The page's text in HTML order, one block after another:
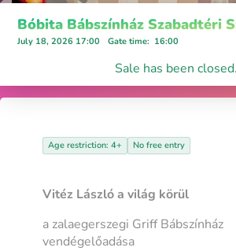
Bóbita Bábszínház Szabadtéri
July 18, 2026 17:00 Gate time: 16:00
Sale has been closed.
Age restriction: 4+ No free entry
Vitéz László a világ körül
a zalaegerszegi Griff Bábszínház
vendégelőadása